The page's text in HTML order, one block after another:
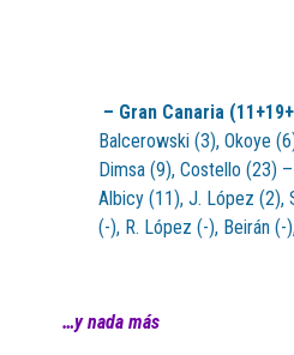
– Gran Canaria
Balcerowski (3), Okoye
Dimsa (9), Costello (23)
Albicy (11), J. López (2),
(-), R. López (-), Beirán (-
…y nada más